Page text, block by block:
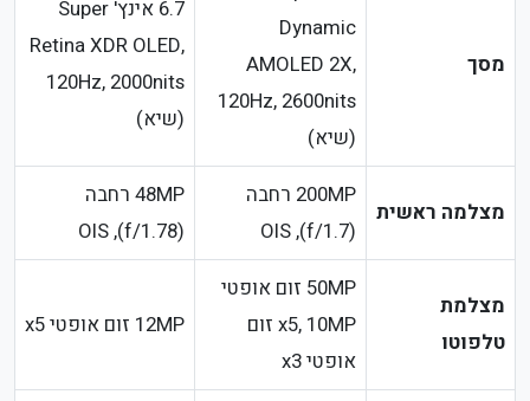
מסך
Dynamic
AMOLED 2X,
120Hz, 2600nits
(שיא)
6.7 אינץ' Super
Retina XDR OLED,
120Hz, 2000nits
(שיא)
מצלמה ראשית
200MP רחבה
(f/1.7), OIS
48MP רחבה
(f/1.78), OIS
מצלמת
טלפוטו
50MP זום אופטי
x5, 10MP זום
אופטי x3
12MP זום אופטי x5